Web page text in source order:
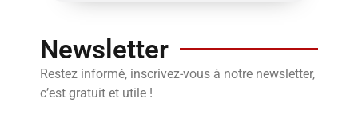
Newsletter
Restez informé, inscrivez-vous à notre newsletter,
c’est gratuit et utile !